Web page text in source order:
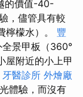
的價值-40-
，儘管具有較
檸檬水）。 豐
景甲板（360°
屋附近的小上甲
牙醫診所 外燴廠
體驗，而沒有